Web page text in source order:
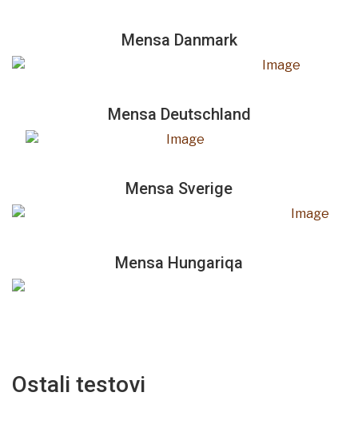
Mensa Danmark
Mensa Deutschland
Mensa Sverige
Mensa Hungariqa
Ostali testovi